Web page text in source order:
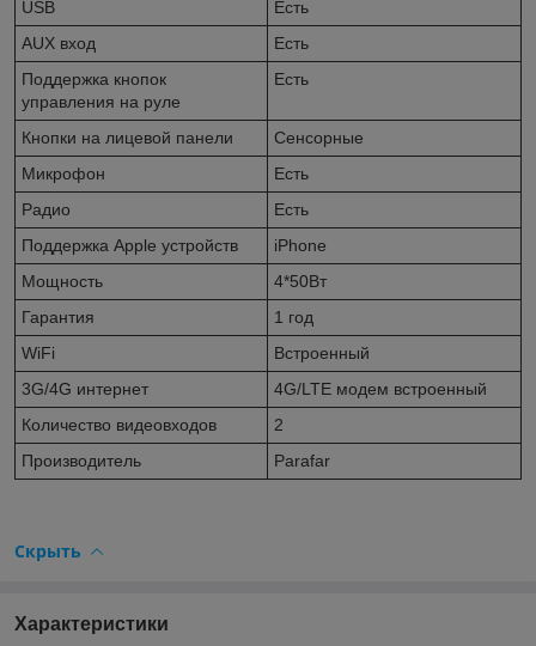
USB
Есть
AUX вход
Есть
Поддержка кнопок
управления на руле
Есть
Кнопки на лицевой панели
Сенсорные
Микрофон
Есть
Радио
Есть
Поддержка Apple устройств
iPhone
Мощность
4*50Вт
Гарантия
1 год
WiFi
Встроенный
3G/4G интернет
4G/LTE модем встроенный
Количество видеовходов
2
Производитель
Parafar
Скрыть
Характеристики